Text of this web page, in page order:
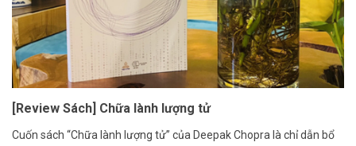
[Review Sách] Chữa lành lượng tử
Cuốn sách “Chữa lành lượng tử” của Deepak Chopra là chỉ dẫn bổ